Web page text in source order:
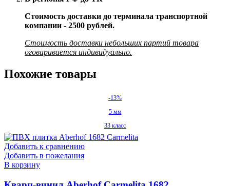
Стоимость доставки до терминала транспортной
компании - 2500 рублей.
Стоимость доставки небольших партий товара
оговаривается индивидуально.
Похожие товары
-13%
5 мм
33 класс
Добавить к сравнению
Добавить в пожелания
В корзину